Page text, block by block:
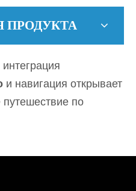
ПРОДУКТА
и навигация открывает
по